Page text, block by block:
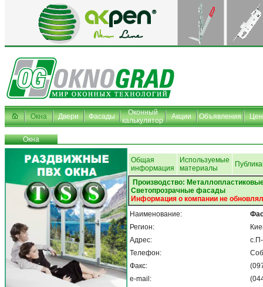
Окна Двери Фасады
Оконный
калькулятор
Акции Объявления
Окна
Общая
информация
Используемые
материалы
Производство:
Светопрозрачные фасады
Информация о компании не
Наименование:
Регион:
Адрес:
Телефон:
Факс:
e-mail: